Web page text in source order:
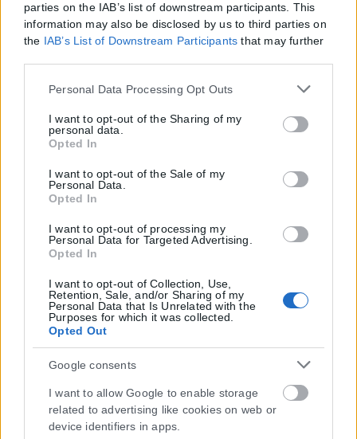
parties on the IAB’s list of downstream participants. This
information may also be disclosed by us to third parties on
the IAB’s List of Downstream Participants that may further
Please note that this website/app uses one or more Google
but not limited to your visit or usage behaviour. You may
click to grant or deny consent to Google and its third-party
tags to use your data for below specified purposes in below
Google consent section.
Personal Data Processing Opt Outs
I want to opt-out of the Sharing of my
personal data.
Opted In
I want to opt-out of the Sale of my
Personal Data.
Opted In
I want to opt-out of processing my
Personal Data for Targeted Advertising.
Opted In
I want to opt-out of Collection, Use,
Retention, Sale, and/or Sharing of my
Personal Data that Is Unrelated with the
Purposes for which it was collected.
Opted Out
Google consents
I want to allow Google to enable storage
related to advertising like cookies on web or
device identifiers in apps.
Χαράδρα του Βίκου: Αίσιο τέλος στη
μεταφορά 51χρονης Ισραηλινής
Η επιχείρηση μεταφοράς μιας 51χρονης Ισραηλινής, ολοκληρώθηκε
το βράδυ της Τετάρτης (5/8) η οποία τραυματίστηκε στο πόδι της
ΑΝΑΡΤΉΘΗΚΕ ΑΠΌ KARFITSANEWS